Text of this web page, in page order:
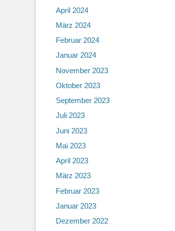
April 2024
März 2024
Februar 2024
Januar 2024
November 2023
Oktober 2023
September 2023
Juli 2023
Juni 2023
Mai 2023
April 2023
März 2023
Februar 2023
Januar 2023
Dezember 2022